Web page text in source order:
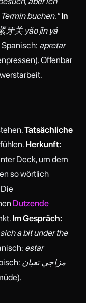
buchen." In
牙关 yǎo jǐn yá
apretar
Offenbar
Tatsächliche
Herkunft:
Deck, um dem
so wörtlich
Dutzende
Im Gespräch:
a bit under the
estar
مزاجي تعبان